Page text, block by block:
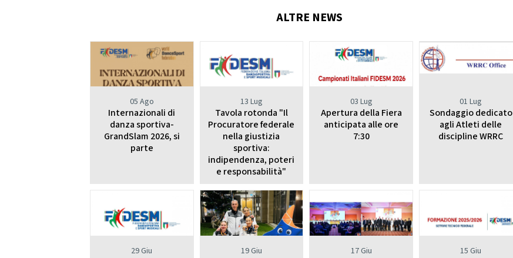
Decisioni
Componenti e recapiti
SAFEGUARDING
CONTATTI
Modern Contemporary
Jazz Dance
STREET E POP DANCE
Hip Hop
Electric Boogie
Break Dance
Street Show
Disco Dance
SETTORE PARALIMPICO
La Disciplina
SETTORE CHEERLEADING E
ALTRE NEWS
05 Ago
Internazionali di
danza sportiva-
GrandSlam 2026, si
parte
13 Lug
Tavola rotonda "Il
Procuratore federale
nella giustizia
sportiva:
indipendenza, poteri
e responsabilità"
03 Lug
Apertura della Fiera
anticipata alle ore
7:30
01 Lug
Sondaggio dedicato
agli Atleti delle
discipline WRRC
29 Giu 19 Giu 17 Giu 15 Giu